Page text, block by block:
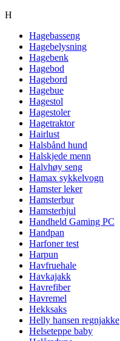
H
Hagebasseng
Hagebelysning
Hagebenk
Hagebod
Hagebord
Hagebue
Hagestol
Hagestoler
Hagetraktor
Hairlust
Halsbånd hund
Halskjede menn
Halvhøy seng
Hamax sykkelvogn
Hamster leker
Hamsterbur
Hamsterhjul
Handheld Gaming PC
Handpan
Harfoner test
Harpun
Havfruehale
Havkajakk
Havrefiber
Havremel
Hekksaks
Helly hansen regnjakke
Helseteppe baby